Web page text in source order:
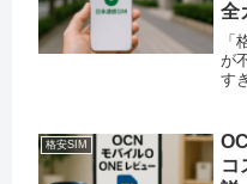
全
「
が
す
品
格安SIM
コ